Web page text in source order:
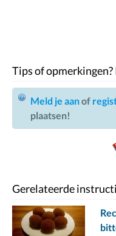
Tips of opmerkingen?
Meld je aanof
plaatsen!
Gerelateerde